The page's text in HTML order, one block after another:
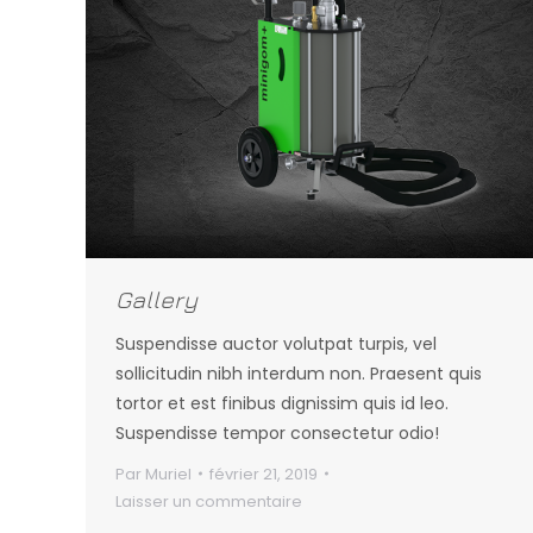
Gallery
Suspendisse auctor volutpat turpis, vel
sollicitudin nibh interdum non. Praesent quis
tortor et est finibus dignissim quis id leo.
Suspendisse tempor consectetur odio!
Par Muriel
février 21, 2019
Laisser un commentaire